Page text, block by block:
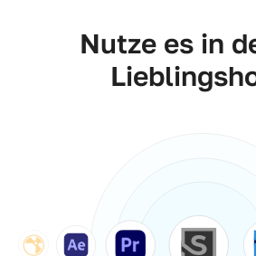
Nutze es in